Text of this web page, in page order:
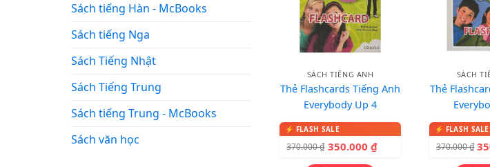
Sách tiếng Hàn - McBooks
Sách tiếng Nga
Sách Tiếng Nhật
Sách Tiếng Trung
Sách tiếng Trung - McBooks
Sách văn học
SÁCH TIẾNG ANH
Thẻ Flashcards Tiếng Anh
Everybody Up 4
370.000₫ 350.000 ₫
SÁCH
Thẻ
370.000₫